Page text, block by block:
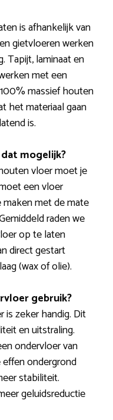
is afhankelijk van
gietvloeren werken
Tapijt, laminaat en
met een
massief houten
het materiaal gaan
is.
mogelijk?
vloer moet je
een vloer
met de mate
raden we
op te laten
direct gestart
(wax of olie).
gebruik?
is zeker handig. Dit
en uitstraling.
ondervloer van
ondergrond
stabiliteit.
geluidsreductie